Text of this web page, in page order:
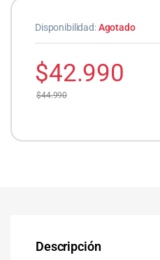
Disponibilidad:Agotado
$42.990
$44.990
Descripción